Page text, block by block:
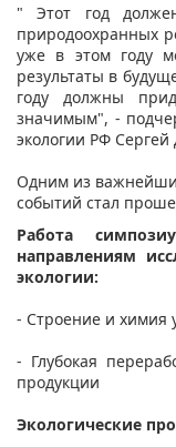
" Этот год
природоохранных
уже в этом году
результаты в
году должны
значимым", -
экологии РФ Сергей
Одним из
событий стал
Работа
направлениям
экологии:
- Строение и химия
- Глубокая
продукции
Экологические